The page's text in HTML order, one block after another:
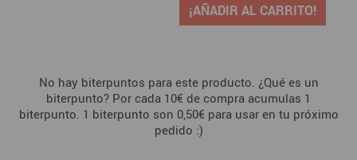
¡AÑADIR AL CARRITO!
No hay biterpuntos para este producto. ¿Qué es un
biterpunto? Por cada 10€ de compra acumulas 1
biterpunto. 1 biterpunto son 0,50€ para usar en tu próximo
pedido :)